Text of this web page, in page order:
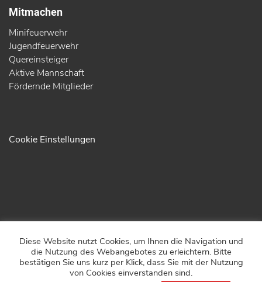
Mitmachen
Minifeuerwehr
Jugendfeuerwehr
Quereinsteiger
Aktive Mannschaft
Fördernde Mitglieder
Cookie Einstellungen
© 2026 - Freiwillige Feuerwehr Passau
Kontakt
Diese Website nutzt Cookies, um Ihnen die Navigation und
die Nutzung des Webangebotes zu erleichtern. Bitte
bestätigen Sie uns kurz per Klick, dass Sie mit der Nutzung
von Cookies einverstanden sind.